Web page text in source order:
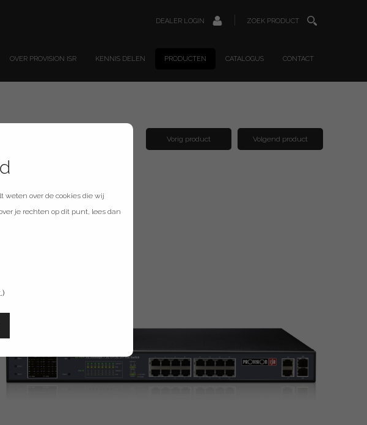
DEALER LOGIN ZOEK PRODUCT
OVER PROVISION ISR KENNIS DELEN PRODUCTEN CATALOGUS CONTACT
Volgend product
Vorig product
weten over de cookies die wij
je rechten op dit punt, lees dan